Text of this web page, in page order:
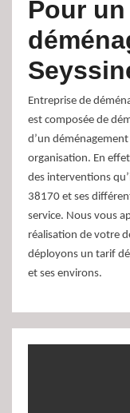
Pour
Entreprise de
est composée de
d’un
organisation. En
des interventions
38170 et ses
service. Nous vous
réalisation de votre
déployons un tarif
et ses environs.